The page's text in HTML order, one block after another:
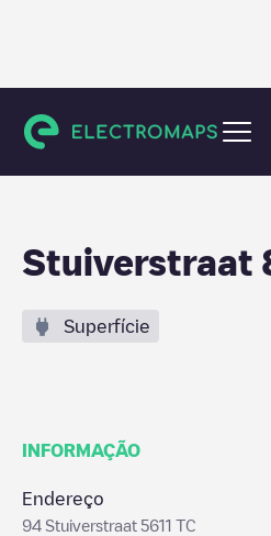
Eindhoven
Stuiverstraat
Superfície
INFORMAÇÃO
Endereço
94 Stuiverstraat 5611 TC